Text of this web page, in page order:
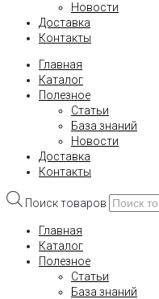
Новости
Доставка
Контакты
Главная
Каталог
Полезное
Статьи
База знаний
Новости
Доставка
Контакты
Поиск товаров
Главная
Каталог
Полезное
Статьи
База знаний